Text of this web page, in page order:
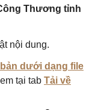
Thương tỉnh
nội dung.
dưới dạng file
tại tab Tải về